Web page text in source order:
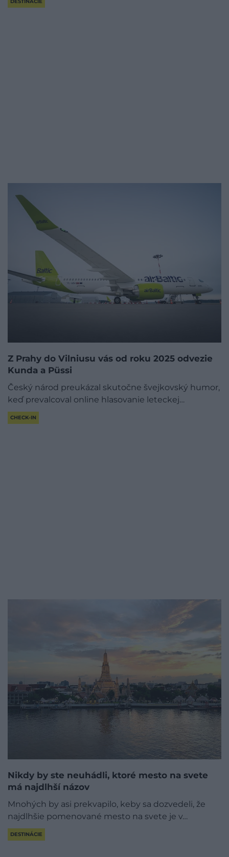
Z Prahy do Vilniusu vás od roku 2025 odvezie
Kunda a Püssi
Český národ preukázal skutočne švejkovský humor,
keď prevalcoval online hlasovanie leteckej…
CHECK-IN
​Nikdy by ste neuhádli, ktoré mesto na svete
má najdlhší názov
Mnohých by asi prekvapilo, keby sa dozvedeli, že
najdlhšie pomenované mesto na svete je v…
DESTINÁCIE